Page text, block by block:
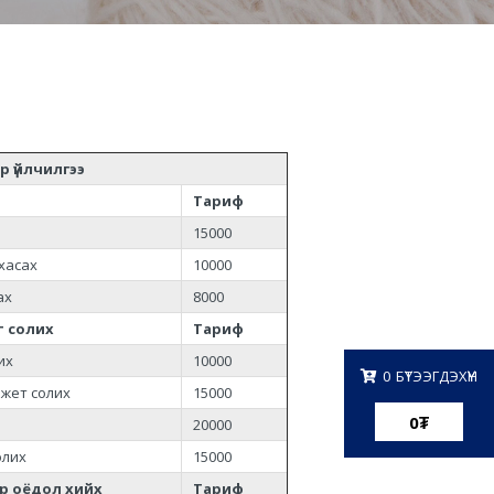
үйлчилгээ
Тариф
15000
10000
8000
солих
Тариф
10000
солих
15000
20000
15000
оёдол хийх
Тариф
0 БҮТЭЭГДЭХҮҮН
0₮